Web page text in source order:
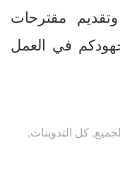
مقترحات
في العمل
,كل التدوينات,